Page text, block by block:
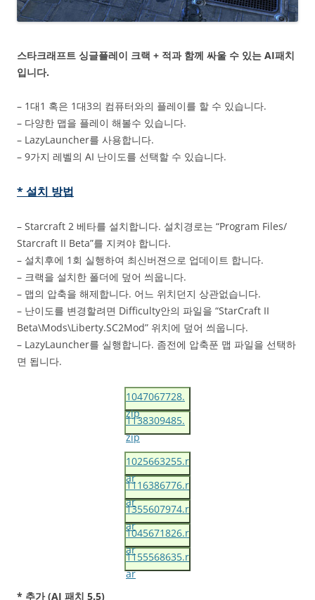
스타크래프트 싱글플레이 크랙 + 적과 함께 싸울 수 있는 AI패치
입니다.
– 1대1 혹은 1대3의 컴퓨터와의 플레이를 할 수 있습니다.
– 다양한 맵을 플레이 해볼수 있습니다.
– LazyLauncher를 사용합니다.
– 9가지 레벨의 AI 난이도를 선택할 수 있습니다.
* 설치 방법
– Starcraft 2 베타를 설치합니다. 설치경로는 “Program Files/
Starcraft II Beta”를 지켜야 합니다.
– 설치후에 1회 실행하여 최신버젼으로 업데이트 합니다.
– 크랙을 설치한 폴더에 덮어 씌웁니다.
– 맵의 압축을 해제합니다. 어느 위치던지 상관없습니다.
– 난이도를 변경할려면 Difficulty안의 파일을 “StarCraft II
Beta\Mods\Liberty.SC2Mod” 위치에 덮어 씌웁니다.
– LazyLauncher를 실행합니다. 좀전에 압축푼 맵 파일을 선택하
면 됩니다.
1047067728.
zip
1138309485.
zip
1025663255.r
ar
1116386776.r
ar
1355607974.r
ar
1045671826.r
ar
1155568635.r
ar
* 추가 (AI 패치 5.5)